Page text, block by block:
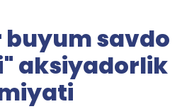
buyum savdo
aksiyadorlik